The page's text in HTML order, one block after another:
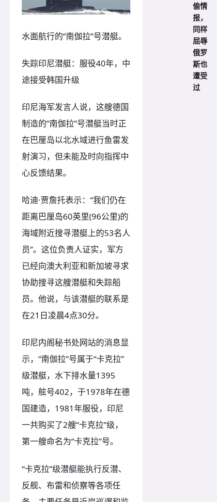
水面航行的“南伽拉”号潜艇。
失踪印尼潜艇：服役40年，中
途接受韩国升级
印尼海军发言人说，这艘德国
制造的“南伽拉”号潜艇当时正
在巴厘岛以北水域进行鱼雷发
射演习，但未能及时向指挥中
心反馈结果。
哈迪·贾詹托表示：“我们仍在
距离巴厘岛60英里(96公里)的
海域附近搜寻潜艇上的53名人
员”。这位负责人证实，军方
已经向澳大利亚和新加坡寻求
协助搜寻这艘潜艇和失踪船
员。他说，与该潜艇的联系是
在21日凌晨4点30分。
印尼内阁秘书处网站的消息显
示，“南伽拉”号属于“卡克拉”
级潜艇，水下排水量1395
吨，舷号402，于1978年在德
国建造，1981年服役，印尼
一共购买了2艘“卡克拉”级，
第一艘命名为“卡克拉”号。
“卡克拉”级潜艇能执行反潜、
反舰、布雷和侦察等各项任
偷情
报，
同样
屈辱
俄罗
斯也
遭受
过